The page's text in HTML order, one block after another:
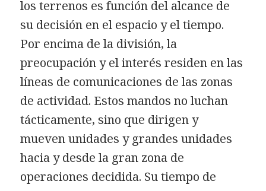
los terrenos es función del alcance de
su decisión en el espacio y el tiempo.
Por encima de la división, la
preocupación y el interés residen en las
líneas de comunicaciones de las zonas
de actividad. Estos mandos no luchan
tácticamente, sino que dirigen y
mueven unidades y grandes unidades
hacia y desde la gran zona de
operaciones decidida. Su tiempo de